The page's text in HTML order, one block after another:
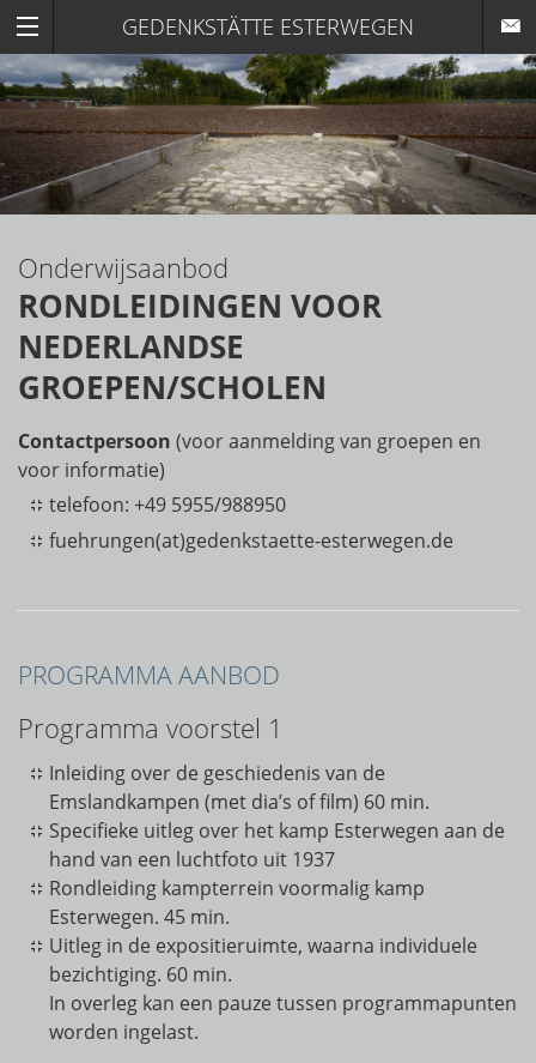
GEDENKSTÄTTE ESTERWEGEN
Onderwijsaanbod
RONDLEIDINGEN VOOR
NEDERLANDSE
GROEPEN/SCHOLEN
Contactpersoon (voor aanmelding van groepen en
voor informatie)
telefoon: +49 5955/988950
fuehrungen(at)gedenkstaette-esterwegen.de
PROGRAMMA AANBOD
Programma voorstel 1
Inleiding over de geschiedenis van de
Emslandkampen (met dia’s of film) 60 min.
Specifieke uitleg over het kamp Esterwegen aan de
hand van een luchtfoto uit 1937
Rondleiding kampterrein voormalig kamp
Esterwegen. 45 min.
Uitleg in de expositieruimte, waarna individuele
bezichtiging. 60 min.
In overleg kan een pauze tussen programmapunten
worden ingelast.